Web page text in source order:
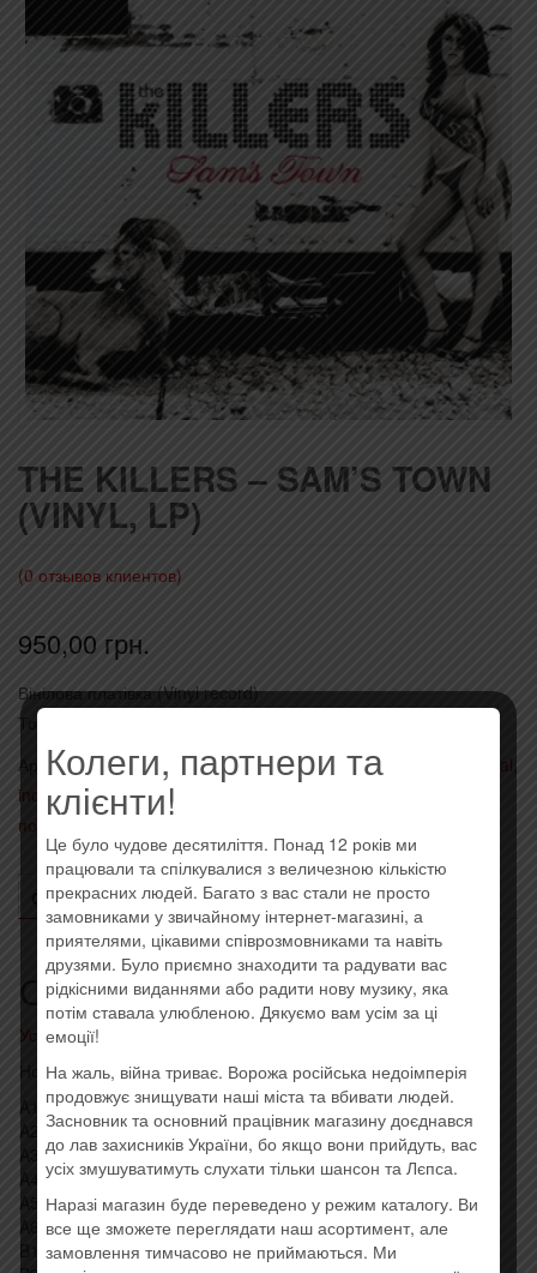
THE KILLERS – SAM’S TOWN
(VINYL, LP)
(0 отзывов клиентов)
950,00 грн.
Вінілова платівка (Vinyl record)
Товар закінчився!
Артикул:0602557631531 Категории:- Alternative rock, nu metal,
industrial,Иностранные исполнители на виниле
поступления
ОПИСАНИЕ ОТЗЫВЫ (0)
Описание
Усі товари: The Killers
Новая виниловая пластинка, штрихкод: 0602557631531
A1 Sam’s Town 4:05
A2 Enterlude 0:49
A3 When You Were Young 3:39
A4 Bling (Confession Of A King) 4:08
A5 For Reasons Unknown 3:32
A6 Read My Mind 4:03
B1 Uncle Jonny 4:25
Колеги, партнери та
клієнти!
Це було чудове десятиліття. Понад 12 років ми
працювали та спілкувалися з величезною кількістю
прекрасних людей. Багато з вас стали не просто
замовниками у звичайному інтернет-магазині, а
приятелями, цікавими співрозмовниками та навіть
друзями. Було приємно знаходити та радувати вас
рідкісними виданнями або радити нову музику, яка
потім ставала улюбленою. Дякуємо вам усім за ці
емоції!
На жаль, війна триває. Ворожа російська недоімперія
продовжує знищувати наші міста та вбивати людей.
Засновник та основний працівник магазину доєднався
до лав захисників України, бо якщо вони прийдуть, вас
усіх змушуватимуть слухати тільки шансон та Лєпса.
Наразі магазин буде переведено у режим каталогу. Ви
все ще зможете переглядати наш асортимент, але
замовлення тимчасово не приймаються. Ми